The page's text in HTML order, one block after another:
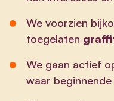
We voorzien
toegelaten
We gaan actief
waar